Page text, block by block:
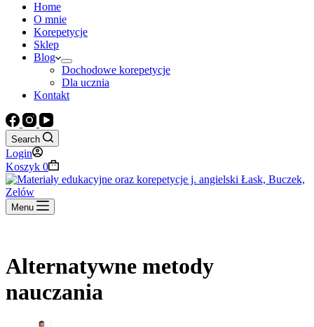
Home
O mnie
Korepetycje
Sklep
Blog
Dochodowe korepetycje
Dla ucznia
Kontakt
Search
Login
Koszyk 0
Menu
Alternatywne metody
nauczania